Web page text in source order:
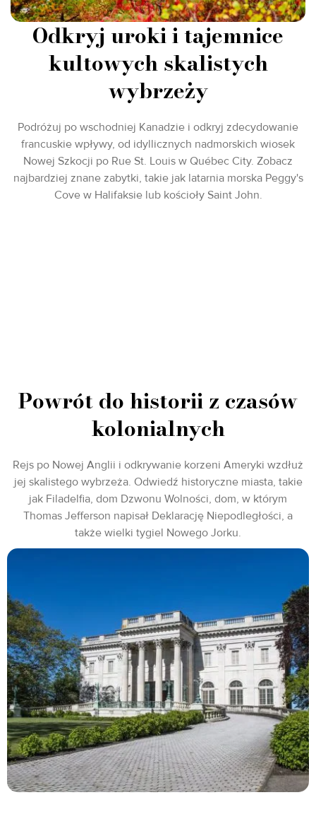
Odkryj uroki i tajemnice
kultowych skalistych
wybrzeży
Podróżuj po wschodniej Kanadzie i odkryj zdecydowanie
francuskie wpływy, od idyllicznych nadmorskich wiosek
Nowej Szkocji po Rue St. Louis w Québec City. Zobacz
najbardziej znane zabytki, takie jak latarnia morska Peggy's
Cove w Halifaksie lub kościoły Saint John.
Powrót do historii z czasów
kolonialnych
Rejs po Nowej Anglii i odkrywanie korzeni Ameryki wzdłuż
jej skalistego wybrzeża. Odwiedź historyczne miasta, takie
jak Filadelfia, dom Dzwonu Wolności, dom, w którym
Thomas Jefferson napisał Deklarację Niepodległości, a
także wielki tygiel Nowego Jorku.